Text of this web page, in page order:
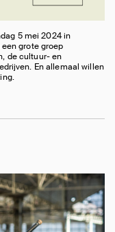
5 mei 2024 in
grote groep
de cultuur- en
En allemaal willen